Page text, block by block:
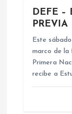
DEFE –
PREVIA
Este
marco de la
Primera
recibe a